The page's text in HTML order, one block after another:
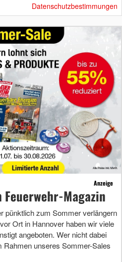
Datenschutzbestimmungen
Anzeige
Magazin
pünktlich zum Sommer verlängern
Ort in Hannover haben wir viele
angeboten. Wer nicht dabei
unseres Sommer-Sales